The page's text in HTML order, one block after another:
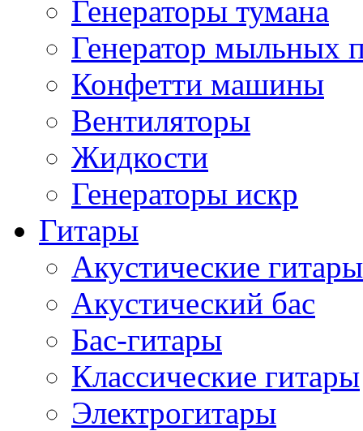
Генераторы тумана
Генератор мыльных
Конфетти машины
Вентиляторы
Жидкости
Генераторы искр
Гитары
Акустические гитары
Акустический бас
Бас-гитары
Классические гитары
Электрогитары